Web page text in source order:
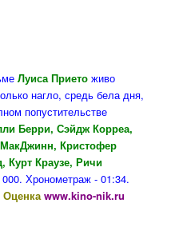
Луиса Приетоживо
нагло, средь бела дня,
попустительстве
Берри, Сэйдж Корреа,
Кристофер
Курт Краузе, Ричи
Хронометраж - 01:34.
Оценкаwww.kino-nik.ru